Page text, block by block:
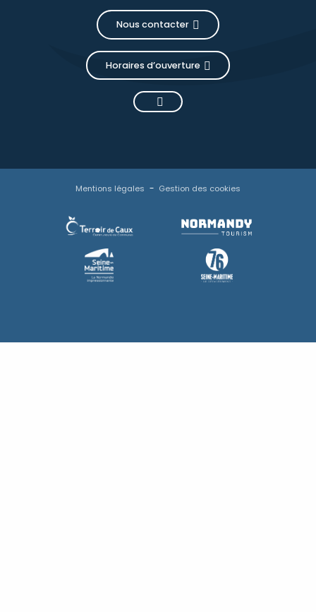
Nous contacter
Horaires d’ouverture
Mentions légales Gestion des cookies